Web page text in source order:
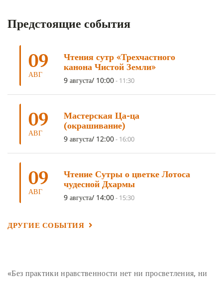
АНАЛИТИЧЕСКАЯ МЕДИТАЦИЯ(7)
ТРИ ОСНОВЫ ПУТИ(5) ЛХАБАБ ДУЧЕН(5)
ОЧИСТИТЕЛЬНЫЕ ПРАКТИКИ(5) САМ СЕБЕ ПСИХОЛОГ
УМ И ЕГО ПОТЕНЦИАЛ
ОТРЕЧЕНИЕ
ПОДНОШЕНИЯ (4) ВОСЕМЬ СТРОФ(4)
ГАНДЕН ЛХАГЬЯМА(3) РАВНОСТНОСТЬ
ШАМАТХА(3) НИРВАНА(3) СХЕМЫ ЛАМРИМА(3)
ТРЕНИРОВКА УМА МОНАШЕСТВО
ПРЕДВАРИТЕЛЬНЫЕ ПРАКТИКИ(3)
ЧОКОР ДЮЧЕН (3) ПОСВЯЩЕНИЕ (2)
ПРОИСХОЖДЕНИЯ(2)
Предстоящие события
09
АВГ
Чтения сутр «Трехчастного
канона Чистой Земли»
9 августа/ 10:00- 11:30
09
АВГ
Мастерская Ца-ца
(окрашивание)
9 августа/ 12:00- 16:00
09
АВГ
Чтение Сутры о цветке Лотоса
чудесной Дхармы
9 августа/ 14:00- 15:30
ДРУГИЕ СОБЫТИЯ
«Без практики нравственности нет ни просветления, ни